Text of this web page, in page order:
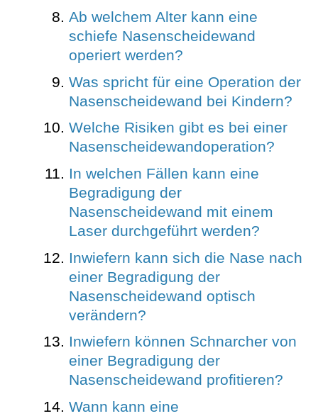
Ab welchem Alter kann eine
schiefe Nasenscheidewand
operiert werden?
Was spricht für eine Operation der
Nasenscheidewand bei Kindern?
Welche Risiken gibt es bei einer
Nasenscheidewandoperation?
In welchen Fällen kann eine
Begradigung der
Nasenscheidewand mit einem
Laser durchgeführt werden?
Inwiefern kann sich die Nase nach
einer Begradigung der
Nasenscheidewand optisch
verändern?
Inwiefern können Schnarcher von
einer Begradigung der
Nasenscheidewand profitieren?
Wann kann eine